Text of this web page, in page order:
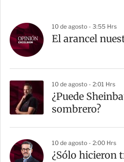
10 de agosto - 3:55 Hrs
El arancel
10 de agosto - 2:01 Hrs
¿Puede
sombrero?
10 de agosto - 2:00 Hrs
¿Sólo hicieron